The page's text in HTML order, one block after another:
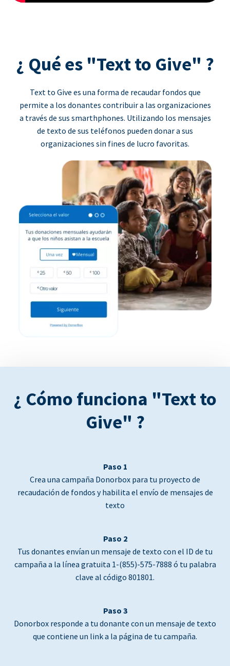
¿ Qué es "Text to Give" ?
Text to Give es una forma de recaudar fondos que
permite a los donantes contribuir a las organizaciones
a través de sus smarthphones. Utilizando los mensajes
de texto de sus teléfonos pueden donar a sus
organizaciones sin fines de lucro favoritas.
¿ Cómo funciona "Text to
Give" ?
Paso 1
Crea una campaña Donorbox para tu proyecto de
recaudación de fondos y habilita el envío de mensajes de
texto
Paso 2
Tus donantes envían un mensaje de texto con el ID de tu
campaña a la línea gratuita 1-(855)-575-7888 ó tu palabra
clave al código 801801.
Paso 3
Donorbox responde a tu donante con un mensaje de texto
que contiene un link a la página de tu campaña.